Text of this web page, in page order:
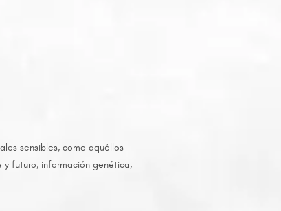
sensibles, como aquéllos
y futuro, información genética,